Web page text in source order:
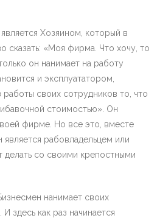
Хозяином, который в
сказать: «Моя фирма. Что хочу, то
он нанимает на работу
и эксплуататором,
работы своих сотрудников то, что
стоимостью». Он
фирме. Но все это, вместе
является рабовладельцем или
со своими крепостными
нанимает своих
здесь как раз начинается